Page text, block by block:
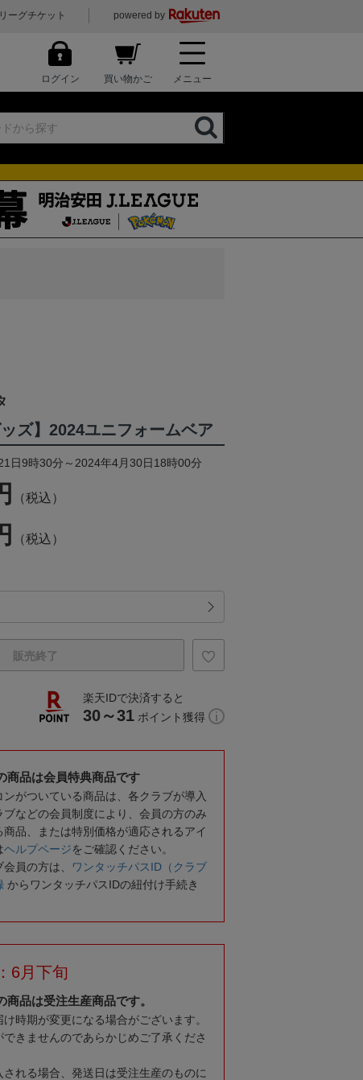
ーグチケット powered by
ログイン 買い物かご メニュー
ッズ】2024ユニフォームベア
日9時30分～2024年4月30日18時00分
（税込）
（税込）
販売終了
楽天IDで決済すると
30～31 ポイント獲得
商品は会員特典商品です
ンがついている商品は、各クラブが導入
ブなどの会員制度により、会員の方のみ
品、または特別価格が適応されるアイ
ヘルプページをご確認ください。
員の方は、
ワンタッチパスID（クラブ
からワンタッチパスIDの紐付け手続き
6月下旬
商品は受注生産商品です。
時期が変更になる場合がございます。
できませんのであらかじめご了承くださ
れる場合、発送日は受注生産のものに